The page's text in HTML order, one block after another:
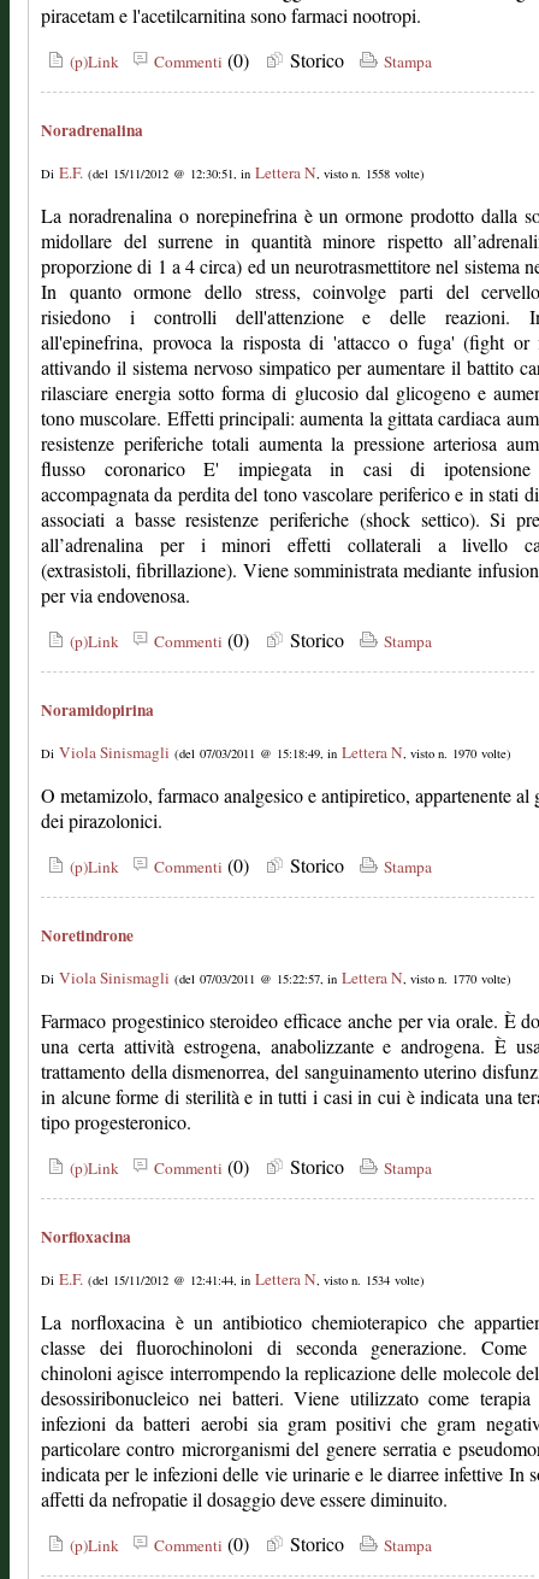
piracetam e l'acetilcarnitina sono farmaci nootropi.
(p)Link Commenti (0) Storico Stampa
Noradrenalina
Di E.F. (del 15/11/2012 @ 12:30:51, in Lettera N, visto n. 1558 volte)
La noradrenalina o norepinefrina è un ormone prodotto dalla
midollare del surrene in quantità minore rispetto
proporzione di 1 a 4 circa) ed un neurotrasmettitore nel sistema
In quanto ormone dello stress, coinvolge parti del
risiedono i controlli dell'attenzione e delle reazioni.
all'epinefrina, provoca la risposta di 'attacco o fuga' (fight or
attivando il sistema nervoso simpatico per aumentare il battito
rilasciare energia sotto forma di glucosio dal glicogeno e
tono muscolare. Effetti principali: aumenta la gittata cardiaca
resistenze periferiche totali aumenta la pressione arteriosa
flusso coronarico E' impiegata in casi di ipotensione
accompagnata da perdita del tono vascolare periferico e in stati
associati a basse resistenze periferiche (shock settico). Si
all’adrenalina per i minori effetti collaterali a livello
(extrasistoli, fibrillazione). Viene somministrata mediante
per via endovenosa.
(p)Link Commenti (0) Storico Stampa
Noramidopirina
Di Viola Sinismagli (del 07/03/2011 @ 15:18:49, in Lettera N, visto n. 1970 volte)
O metamizolo, farmaco analgesico e antipiretico, appartenente al
dei pirazolonici.
(p)Link Commenti (0) Storico Stampa
Noretindrone
Di Viola Sinismagli (del 07/03/2011 @ 15:22:57, in Lettera N, visto n. 1770 volte)
Farmaco progestinico steroideo efficace anche per via orale. È
una certa attività estrogena, anabolizzante e androgena. È
trattamento della dismenorrea, del sanguinamento uterino
in alcune forme di sterilità e in tutti i casi in cui è indicata una
tipo progesteronico.
(p)Link Commenti (0) Storico Stampa
Norfloxacina
Di E.F. (del 15/11/2012 @ 12:41:44, in Lettera N, visto n. 1534 volte)
La norfloxacina è un antibiotico chemioterapico che
classe dei fluorochinoloni di seconda generazione.
chinoloni agisce interrompendo la replicazione delle molecole
desossiribonucleico nei batteri. Viene utilizzato come terapia
infezioni da batteri aerobi sia gram positivi che gram
particolare contro microrganismi del genere serratia e
indicata per le infezioni delle vie urinarie e le diarree infettive In
affetti da nefropatie il dosaggio deve essere diminuito.
(p)Link Commenti (0) Storico Stampa